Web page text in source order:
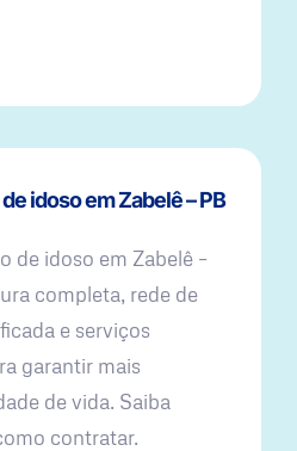
idoso em Zabelê – PB
de idoso em Zabelê –
completa, rede de
e serviços
garantir mais
de vida. Saiba
contratar.